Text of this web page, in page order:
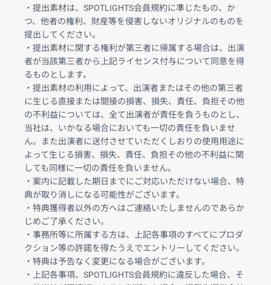
・提出素材は、SPOTLIGHTS会員規約に準じたもの、か
つ、他者の権利、財産等を侵害しないオリジナルのものを
提出してください。
・提出素材に関する権利が第三者に帰属する場合は、出演
者が当該第三者から上記ライセンス付与について同意を得
るものとします。
・提出素材の利用によって、出演者またはその他の第三者
に生じる直接または間接の損害、損失、責任、負担その他
の不利益については、全て出演者が責任を負うものとし、
当社は、いかなる場合においても一切の責任を負いませ
ん。また出演者に送付させていただくしおりの使用用途に
よって生じる損害、損失、責任、負担その他の不利益に関
しても同様に一切の責任を負いません。
・案内に記載した期日までにご対応いただけない場合、特
典が取り消しになる可能性がございます。
・特典獲得者以外の方へはご連絡いたしませんのであらか
じめご了承ください。
・事務所等に所属する方は、上記各事項のすべてにプロダ
クション等の許諾を得たうえでエントリーしてください。
・特典は予告なく変更になる場合がございます。
・上記各事項、SPOTLIGHTS会員規約に違反した場合、そ